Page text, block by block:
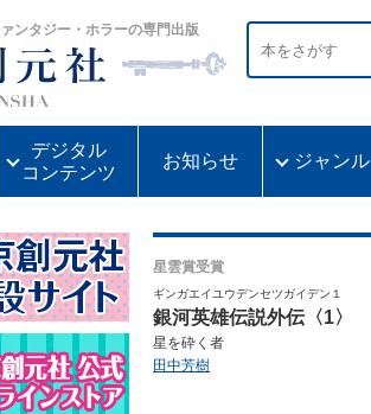
ンタジー・ホラーの専門出版
デジタル
コンテンツ
お知らせ ジャンル
星雲賞受賞
ギンガエイユウデンセツガイデン１
銀河英雄伝説外伝〈1〉
星を砕く者
田中芳樹